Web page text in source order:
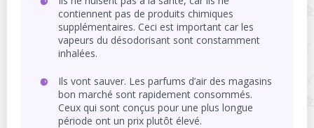
contiennent pas de produits chimiques
supplémentaires. Ceci est important car les
vapeurs du désodorisant sont constamment
inhalées.
Ils vont sauver. Les parfums d’air des magasins
bon marché sont rapidement consommés.
Ceux qui sont conçus pour une plus longue
période ont un prix plutôt élevé.